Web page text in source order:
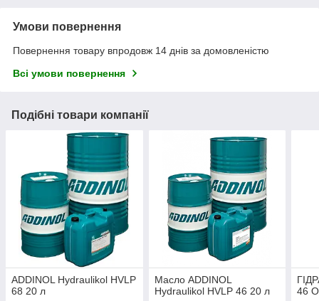
Умови повернення
Повернення товару впродовж 14 днів за домовленістю
Всі умови повернення
Подібні товари компанії
ADDINOL Hydraulikol HVLP
68 20 л
Масло ADDINOL
Hydraulikol HVLP 46 20 л
46